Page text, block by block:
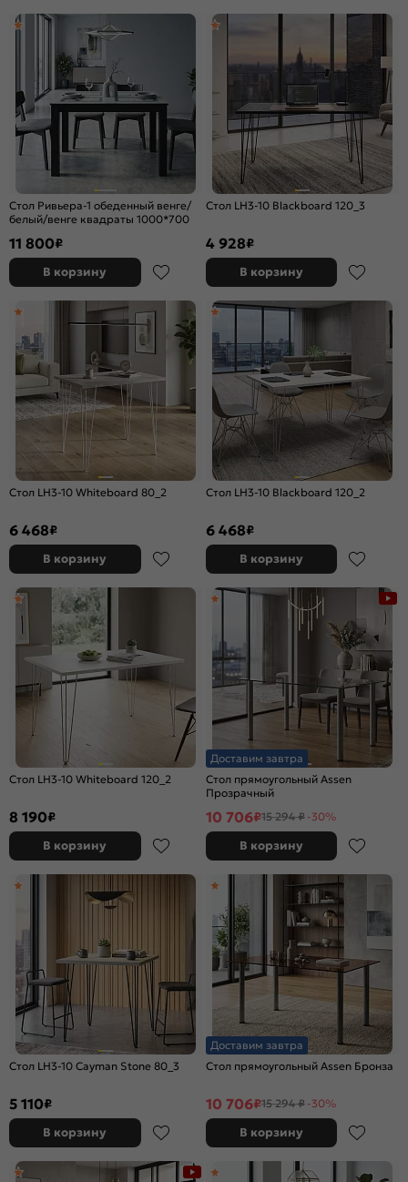
Стол Ривьера-1 обеденный венге/
белый/венге квадраты 1000*700
11 800₽
В корзину
Стол LH3-10 Blackboard 120_3
4 928₽
В корзину
Стол LH3-10 Whiteboard 80_2
6 468₽
В корзину
Стол LH3-10 Blackboard 120_2
6 468₽
В корзину
Стол LH3-10 Whiteboard 120_2
8 190₽
В корзину
Доставим завтра
Стол прямоугольный Assen
Прозрачный
10 706₽15 294 ₽ -30%
В корзину
Стол LH3-10 Cayman Stone 80_3
5 110₽
В корзину
Доставим завтра
Стол прямоугольный Assen Бронза
10 706₽15 294 ₽ -30%
В корзину